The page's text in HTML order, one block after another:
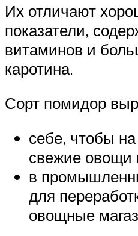
Их отличают
показатели,
витаминов и
каротина.
Сорт помидор
себе, чтобы
свежие овощи
в
для
овощные